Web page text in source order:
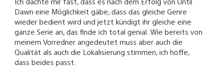
Dawn eine Möglichkeit gäbe, dass das gleiche Genre
wieder bedient wird und jetzt kündigt ihr gleiche eine
ganze Serie an, das finde ich total genial. Wie bereits von
meinem Vorredner angedeutet muss aber auch die
Qualität als auch die Lokalisierung stimmen, ich hoffe,
dass beides passt.